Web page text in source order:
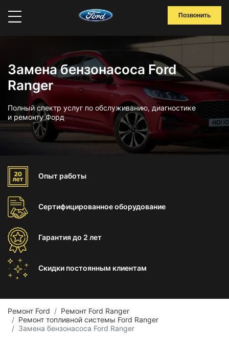
Позвонить
Замена бензонасоса Ford
Ranger
Полный спектр услуг по обслуживанию, диагностике
и ремонту Форд
Опыт работы
Сертифицированноеоборудование
Гарантиядо 2 лет
Скидки постоянным клиентам
Ремонт Ford
Ремонт Ford Ranger
Ремонт топливной системы Ford Ranger
Замена бензонасоса Ford Ranger